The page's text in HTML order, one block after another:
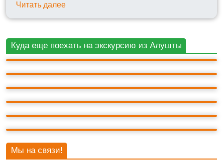
Читать далее
Куда еще поехать на экскурсию из Алушты
БАХЧИСАРАЙ
ВОРОНЦОВСКИЙ ДВОРЕЦ
ГОРА АЙ-ПЕТРИ
ЛАСТОЧКИНО ГНЕЗДО
ЛИВАДИЙСКИЙ ДВОРЕЦ
СЕВАСТОПОЛЬ
Мы на связи!